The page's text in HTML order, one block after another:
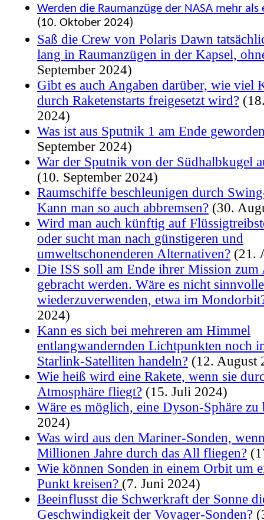
Werden die Raumanzüge der NASA mehr
(10. Oktober 2024)
Saß die Crew von Polaris Dawn
lang in Raumanzügen in der Kapsel,
September 2024)
Gibt es auch Angaben darüber, wie viel
durch Raketenstarts freigesetzt wird?
2024)
Was ist aus Sputnik 1 am Ende
September 2024)
War der Sputnik von der Südhalbkugel
(10. September 2024)
Raumschiffe beschleunigen durch
Kann man so auch abbremsen? (30.
Wird man auch künftig auf
oder sucht man nach günstigeren und
umweltschonenderen Alternativen? (21.
Die ISS soll am Ende ihrer Mission zum
gebracht werden. Wäre es nicht
wiederzuverwenden, etwa im
2024)
Kann es sich bei mehreren am Himmel
entlangwandernden Lichtpunkten noch
Starlink-Satelliten handeln? (12. August
Wie heiß wird eine Rakete, wenn sie
Atmosphäre fliegt? (15. Juli 2024)
Wäre es möglich, eine Dyson-Sphäre zu
2024)
Was wird aus den Mariner-Sonden,
Millionen Jahre durch das All fliegen?
Wie können Sonden in einem Orbit um
Punkt kreisen? (7. Juni 2024)
Beeinflusst die Schwerkraft der Sonne
Geschwindigkeit der Voyager-Sonden?